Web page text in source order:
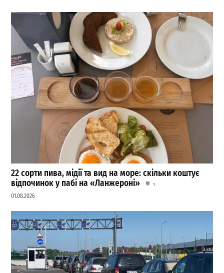
22 сорти пива, мідії та вид на море: скільки коштує
відпочинок у пабі на «Ланжероні»
1
01.08.2026